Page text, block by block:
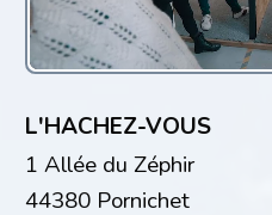
L'HACHEZ-VOUS
1 Allée du Zéphir
44380 Pornichet